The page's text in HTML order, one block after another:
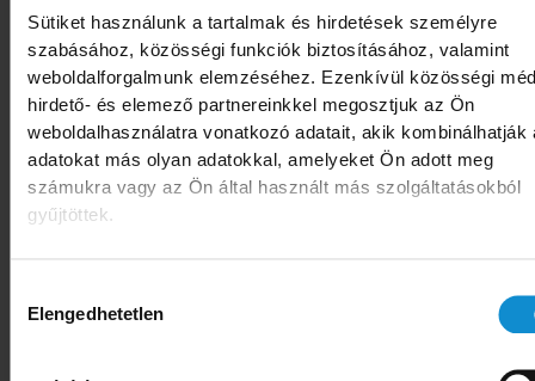
Sütiket használunk a tartalmak és hirdetések személyre
szabásához, közösségi funkciók biztosításához, valamint
weboldalforgalmunk elemzéséhez. Ezenkívül közösségi
hirdető- és elemező partnereinkkel megosztjuk az Ön
weboldalhasználatra vonatkozó adatait, akik kombinálhatják
adatokat más olyan adatokkal, amelyeket Ön adott meg
számukra vagy az Ön által használt más szolgáltatásokból
gyűjtöttek.
kiválasztása
Elengedhetetlen
műanyaghulladékunk egy részét hasznosítani is
tudjuk. Új programunkban partnerünk a
keletkező műanyaghulladékból
készít, amelyek szintén újrahasznosíthatóak.
a termékek ma már elérhetőek üzleteinkben” -
ismertette Maczelka Márk, a SPAR
kommunikációs vezetője.
Mint Maczelka Márk elmondta: a műanyagfólia-
hulladékot a SPAR az összes telephelyéről
összegyűjti és két logisztikai központjába